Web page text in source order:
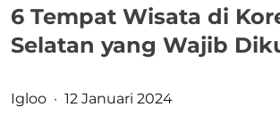
6 Tempat Wisata di
Selatan yang Wajib
Posted by
Igloo · 12 Januari 2024